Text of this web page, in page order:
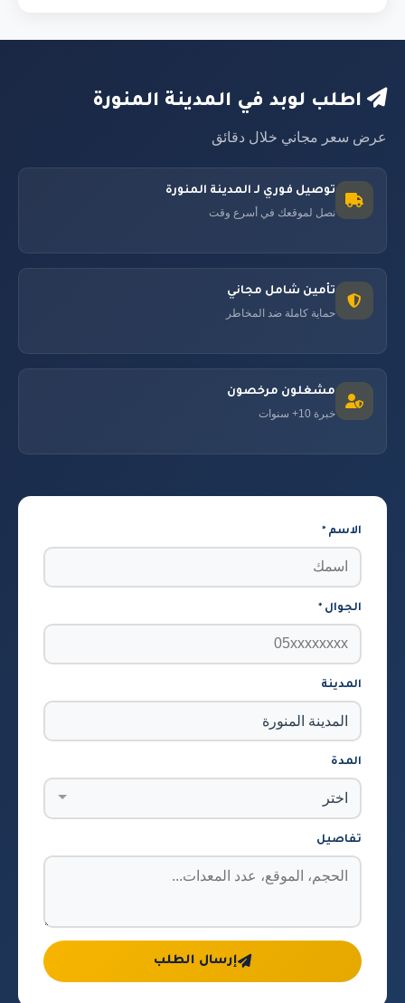
اطلب لوبد في المدينة المنورة
عرض سعر مجاني خلال دقائق
توصيل فوري لـ المدينة المنورة
نصل لموقعك في أسرع وقت
تأمين شامل مجاني
حماية كاملة ضد المخاطر
مشغلون مرخصون
خبرة 10+ سنوات
الاسم *
الجوال *
المدينة
المدة
تفاصيل
إرسال الطلب